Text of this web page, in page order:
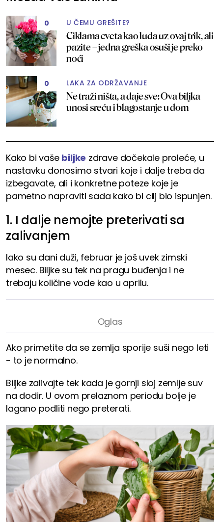
0 U ČEMU GREŠITE?
Ciklama cveta kao luda uz ovaj trik, ali
pazite – jedna greška osuši je preko
noći
0 LAKA ZA ODRŽAVANJE
Ne traži ništa, a daje sve: Ova biljka
unosi sreću i blagostanje u dom
Kako bi vaše biljke zdrave dočekale proleće, u
nastavku donosimo stvari koje i dalje treba da
izbegavate, ali i konkretne poteze koje je
pametno napraviti sada kako bi cilj bio ispunjen.
1. I dalje nemojte preterivati sa
zalivanjem
Iako su dani duži, februar je još uvek zimski
mesec. Biljke su tek na pragu buđenja i ne
trebaju količine vode kao u aprilu.
Ako primetite da se zemlja sporije suši nego leti
- to je normalno.
Biljke zalivajte tek kada je gornji sloj zemlje suv
na dodir. U ovom prelaznom periodu bolje je
lagano podliti nego preterati.